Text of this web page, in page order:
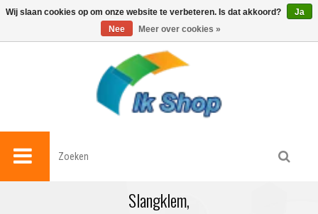
0
Slangklem,
Wij slaan cookies op om onze website te verbeteren. Is dat akkoord?
Ja
Nee
Meer over cookies »